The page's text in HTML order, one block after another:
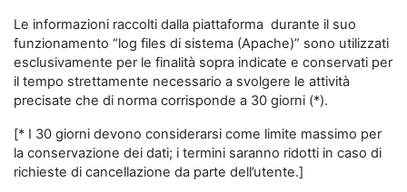
Le informazioni raccolti dalla piattaforma durante il suo
funzionamento “log files di sistema (Apache)” sono utilizzati
esclusivamente per le finalità sopra indicate e conservati per
il tempo strettamente necessario a svolgere le attività
precisate che di norma corrisponde a 30 giorni (*).
[* I 30 giorni devono considerarsi come limite massimo per
la conservazione dei dati; i termini saranno ridotti in caso di
richieste di cancellazione da parte dell’utente.]